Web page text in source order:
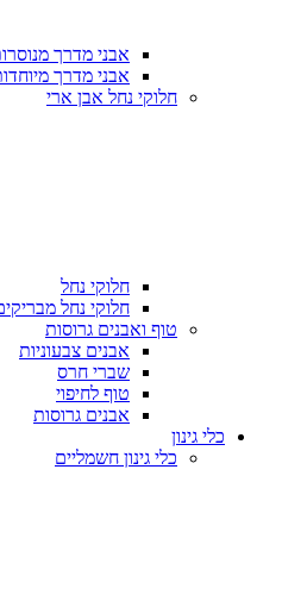
אבני מדרך
אבני מדרך
חלוקי נחל אבן ארי
חלוקי נחל
חלוקי נחל
טוף ואבנים גרוסות
אבנים צבעוניות
שברי חרס
טוף לחיפוי
אבנים גרוסות
כלי גינון
כלי גינון חשמליים